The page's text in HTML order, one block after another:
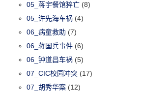
05_蒋宇餐馆猝亡 (8)
05_许先海车祸 (4)
06_病童救助 (7)
06_蒋国兵事件 (6)
06_钟道昌车祸 (5)
07_CIC校园冲突 (17)
07_胡秀华案 (12)